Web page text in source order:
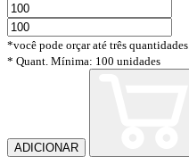
*você pode orçar até três quantidades.
* Quant. Mínima: 100 unidades
ADICIONAR